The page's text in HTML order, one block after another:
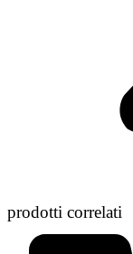
prodotti correlati